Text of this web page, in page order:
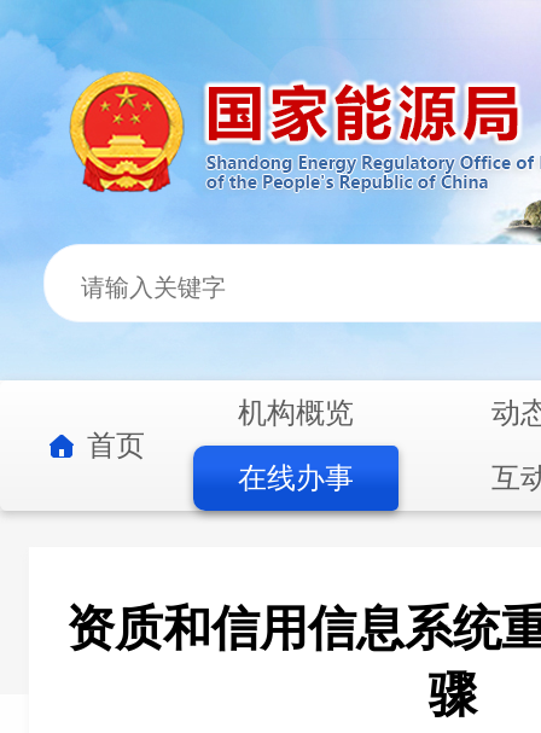
首页
机构概览
动
在线办事
互
资质和信用信息系统
骤